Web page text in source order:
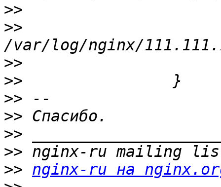
>>
>>
>>
>>
>>
>>
>>
>>
>> nginx-ru на